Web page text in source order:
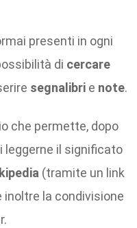
presenti in ogni
di cercare
segnalibri e note.
che permette, dopo
leggerne il significato
(tramite un link
la condivisione